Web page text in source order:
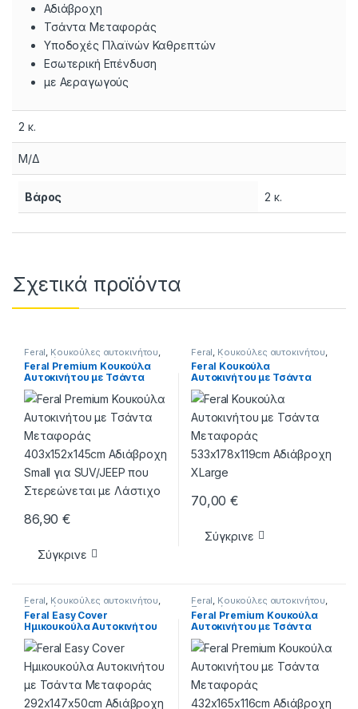
Αδιάβροχη
Τσάντα Μεταφοράς
Υποδοχές Πλαϊνών Καθρεπτών
Εσωτερική Επένδυση
με Αεραγωγούς
2 κ.
Μ/Δ
Βάρος 2 κ.
Σχετικά προϊόντα
Feral Κουκούλες αυτοκινήτου
Περιποίηση
Feral Premium Κουκούλα
Αυτοκινήτου με Τσάντα
Μεταφοράς 403x152x145cm
Αδιάβροχη Small για
SUV/JEEP που Στερεώνεται
με Λάστιχο
86,90€
Σύγκρινε
Feral Κουκούλες αυτοκινήτου
Περιποίηση
Feral Κουκούλα
Αυτοκινήτου με Τσάντα
Μεταφοράς 533x178x119cm
Αδιάβροχη XLarge
70,00€
Σύγκρινε
Feral, Κουκούλες αυτοκινήτου,
Περιποίηση
Feral Easy Cover
Ημικουκούλα Αυτοκινήτου
με Τσάντα Μεταφοράς
292x147x50cm Αδιάβροχη
Large
Feral, Κουκούλες αυτοκινήτου,
Περιποίηση
Feral Premium Κουκούλα
Αυτοκινήτου με Τσάντα
Μεταφοράς 432x165x116cm
Αδιάβροχη Medium